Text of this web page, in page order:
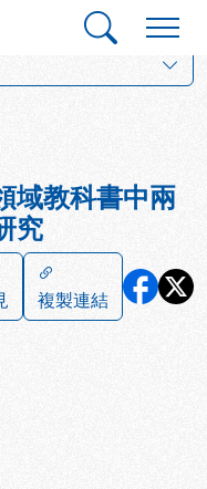
域教科書中兩
究
複製連結